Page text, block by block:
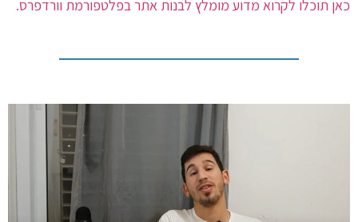
כאן תוכלו לקרוא מדוע מומלץ לבנות אתר בפלטפורמת וורדפרס.